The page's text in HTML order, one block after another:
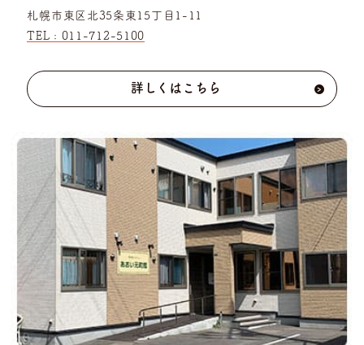
札幌市東区北35条東15丁目1-11
TEL : 011-712-5100
詳しくはこちら ›